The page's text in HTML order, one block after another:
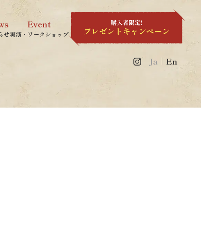
せ
Event
実演・ワークショップ
Ja En